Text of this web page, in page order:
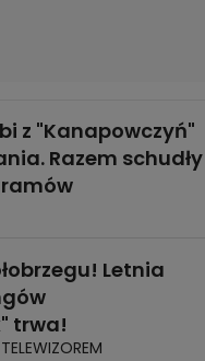
z "Kanapowczyń"
Razem schudły
Letnia
trwa!